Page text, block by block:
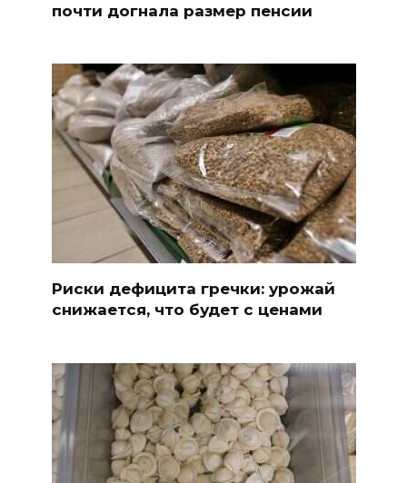
почти догнала размер пенсии
Риски дефицита гречки: урожай
снижается, что будет с ценами